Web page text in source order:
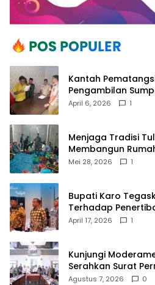
Kantah
Pengambilan
Perkuat Kepastian
April 6, 2026 1
Menjaga Tradisi
Membangun
Barat
Mei 28, 2026 1
Bupati Karo
Terhadap
Pemerintah Pusat
April 17, 2026 1
Kunjungi
Serahkan Surat
Penyerahan Aset
Agustus 7, 2026 0